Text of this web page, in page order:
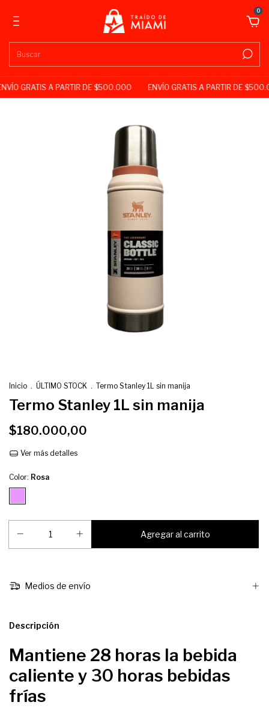
0
GRATIS A PARTIR DE $500.000 ENVÍO GRATIS A PARTIR DE
Inicio . ÚLTIMO STOCK . Termo Stanley 1L sin manija
Termo Stanley 1L sin manija
$180.000,00
Ver más detalles
Color: Rosa
Medios de envío
Descripción
Mantiene 28 horas la bebida
caliente y 30 horas bebidas
frías